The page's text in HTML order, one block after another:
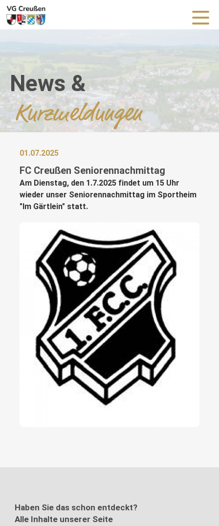
News &
Kurzmeldungen
01.07.2025
FC Creußen Seniorennachmittag
Am Dienstag, den 1.7.2025 findet um 15 Uhr
wieder unser Seniorennachmittag im Sportheim
"Im Gärtlein" statt.
Haben Sie das schon entdeckt?
Alle Inhalte unserer Seite